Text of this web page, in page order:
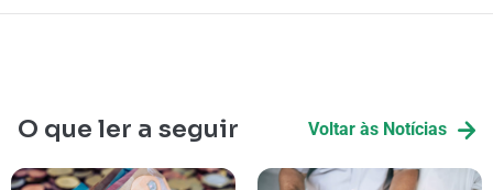
O que ler a seguir Voltar às Notícias